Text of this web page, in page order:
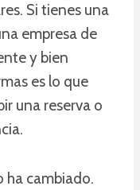
Si tienes una
empresa de
y bien
es lo que
una reserva o
ha cambiado.